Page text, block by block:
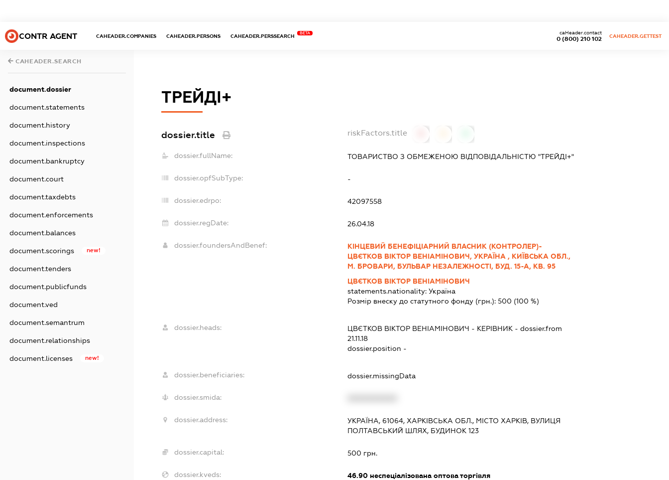
CONTR AGENT CAHEADER.COMPANIES CAHEADER.PERSONS CAHEADER.PERSSEARCH
BETA
0 (800) 210 102
caHeader.contact
CAHEADER.GETTEST
CAHEADER.SEARCH
document.dossier
document.statements
document.history
document.inspections
document.bankruptcy
document.court
document.taxdebts
document.enforcements
document.balances
document.scorings new!
document.tenders
document.publicfunds
document.ved
document.semantrum
document.relationships
document.licenses new!
ТРЕЙДІ+
dossier.title riskFactors.title
dossier.fullName: ТОВАРИСТВО З ОБМЕЖЕНОЮ ВІДПОВІДАЛЬНІСТЮ "ТРЕЙДІ+"
dossier.opfSubType: -
dossier.edrpo: 42097558
dossier.regDate: 26.04.18
dossier.foundersAndBenef:
КІНЦЕВИЙ БЕНЕФІЦІАРНИЙ ВЛАСНИК (КОНТРОЛЕР)-
ЦВЄТКОВ ВІКТОР ВЕНІАМІНОВИЧ, УКРАЇНА , КИЇВСЬКА ОБЛ.,
М. БРОВАРИ, БУЛЬВАР НЕЗАЛЕЖНОСТІ, БУД. 15-А, КВ. 95
ЦВЄТКОВ ВІКТОР ВЕНІАМІНОВИЧ
statements.nationality: Україна
Розмір внеску до статутного фонду (грн.): 500 (100 %)
dossier.heads: ЦВЄТКОВ ВІКТОР ВЕНІАМІНОВИЧ - КЕРІВНИК - dossier.from
21.11.18
dossier.position -
dossier.beneficiaries: dossier.missingData
dossier.smida:
dossier.address:
УКРАЇНА, 61064, ХАРКІВСЬКА ОБЛ., МІСТО ХАРКІВ, ВУЛИЦЯ
ПОЛТАВСЬКИЙ ШЛЯХ, БУДИНОК 123
dossier.capital: 500 грн.
dossier.kveds: 46.90неспеціалізована оптова торгівля